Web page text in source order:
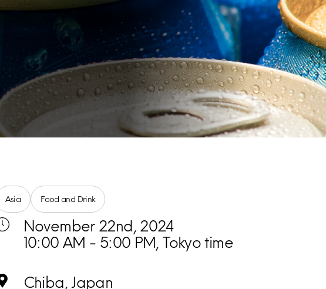
Asia Food and Drink
November 22nd, 2024
10:00 AM - 5:00 PM, Tokyo time
Chiba, Japan